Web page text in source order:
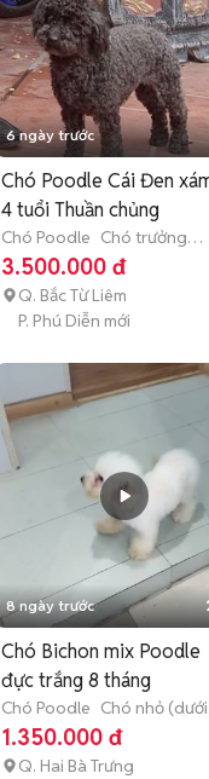
6 ngày trước
Chó Poodle Cái Đen
4 tuổi Thuần chủng
Chó Poodle Chó trưởng
thành (hơn 1 tuổi)
3.500.000 đ
Q. Bắc Từ Liêm
P. Phú Diễn mới
8 ngày trước
Chó Bichon mix Poodle
đực trắng 8 tháng
Chó Poodle Chó nhỏ (dưới
năm tuổi)
1.350.000 đ
Q. Hai Bà Trưng